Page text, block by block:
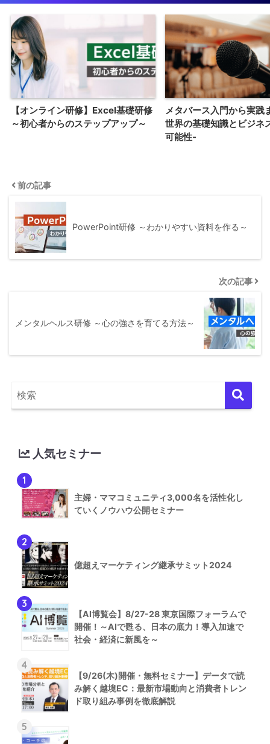
【オンライン研修】Excel基礎研修
～初心者からのステップアップ～
メタバース入門から実践
世界の基礎知識とビジネ
可能性-
前の記事
PowerPoint研修 ～わかりやすい資料を作る～
次の記事
メンタルヘルス研修 ～心の強さを育てる方法～
人気セミナー
1
主婦・ママコミュニティ3,000名を活性化し
ていくノウハウ公開セミナー
2
億超えマーケティング継承サミット2024
3
【AI博覧会】8/27-28 東京国際フォーラムで
開催！～AIで甦る、日本の底力！導入加速で
社会・経済に新風を～
4
【9/26(木)開催・無料セミナー】データで読
み解く越境EC：最新市場動向と消費者トレン
ド取り組み事例を徹底解説
5